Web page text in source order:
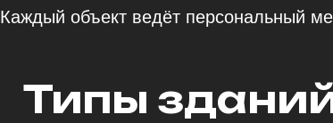
Каждый объект ведёт персональный
Типы